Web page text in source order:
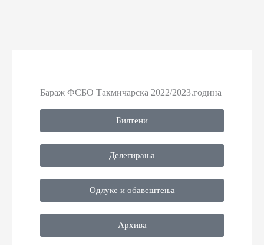
Бараж ФСБО Такмичарска 2022/2023.година
Билтени
Делегирања
Одлуке и обавештења
Архива